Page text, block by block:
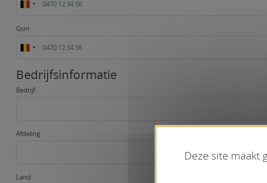
Gsm
Bedrijfsinformatie
Bedrijf
Afdeling
Land
Deze site maakt